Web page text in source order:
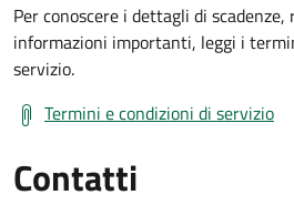
Per conoscere i dettagli di
informazioni importanti, leggi i
servizio.
Termini e condizioni di servizio
Contatti